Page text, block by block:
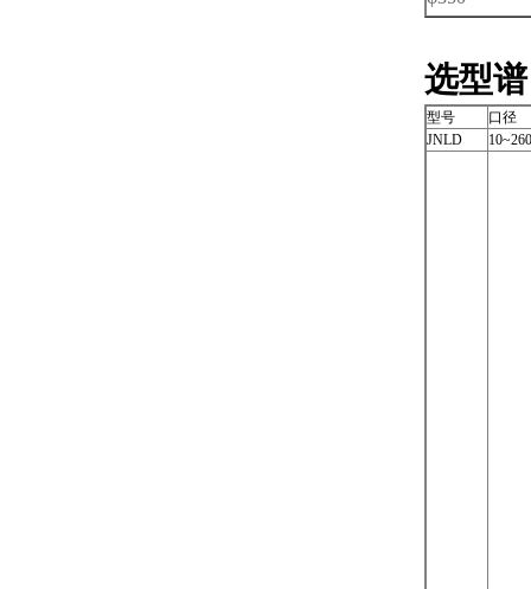
选型谱
型号
口径
JNLD